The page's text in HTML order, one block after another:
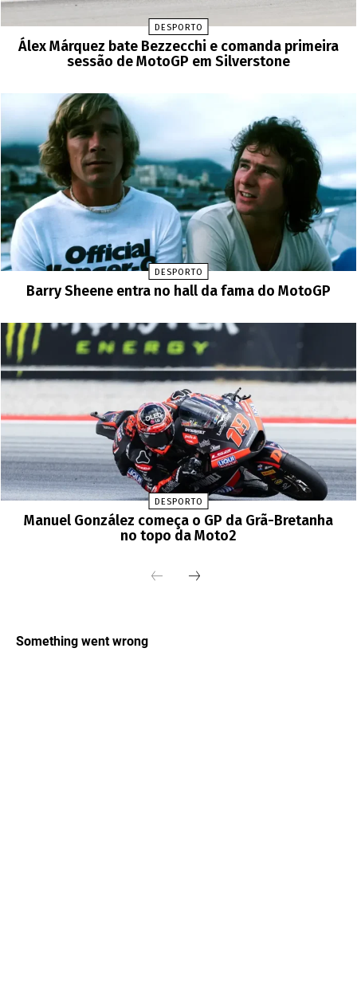
DESPORTO
Álex Márquez bate Bezzecchi e comanda primeira
sessão de MotoGP em Silverstone
DESPORTO
Barry Sheene entra no hall da fama do MotoGP
DESPORTO
Manuel González começa o GP da Grã-Bretanha
no topo da Moto2